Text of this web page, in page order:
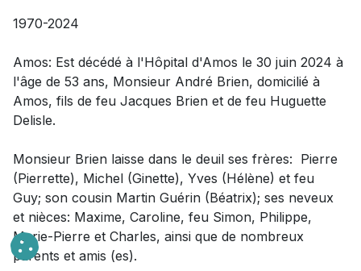
1970-2024
Amos: Est décédé à l'Hôpital d'Amos le 30 juin 2024 à
l'âge de 53 ans, Monsieur André Brien, domicilié à
Amos, fils de feu Jacques Brien et de feu Huguette
Delisle.
Monsieur Brien laisse dans le deuil ses frères: Pierre
(Pierrette), Michel (Ginette), Yves (Hélène) et feu
Guy; son cousin Martin Guérin (Béatrix); ses neveux
et nièces: Maxime, Caroline, feu Simon, Philippe,
Marie-Pierre et Charles, ainsi que de nombreux
parents et amis (es).